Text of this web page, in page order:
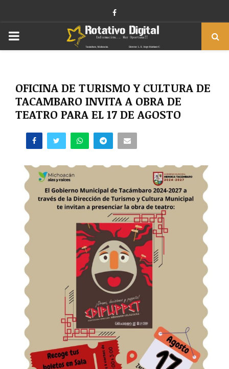
Facebook
PRIMARY
OFICINA DE TURISMO Y CULTURA DE
TACAMBARO INVITA A OBRA DE
TEATRO PARA EL 17 DE AGOSTO